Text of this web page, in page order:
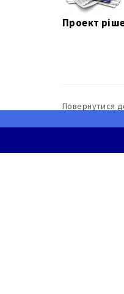
Проект
Повернутися